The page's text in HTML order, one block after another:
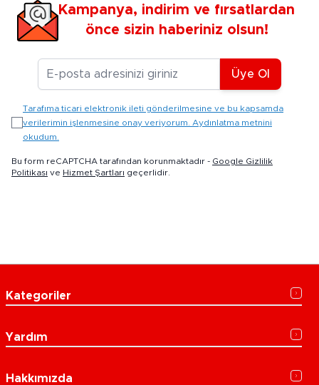
Kampanya, indirim ve fırsatlardan
önce sizin haberiniz olsun!
E-posta Adresiniz
Üye Ol
Tarafıma ticari elektronik ileti gönderilmesine ve bu kapsamda
verilerimin işlenmesine onay veriyorum. Aydınlatma metnini
okudum.
Bu form reCAPTCHA tarafından korunmaktadır - Google Gizlilik
Politikası ve Hizmet Şartları geçerlidir.
Kategoriler
Yardım
Hakkımızda